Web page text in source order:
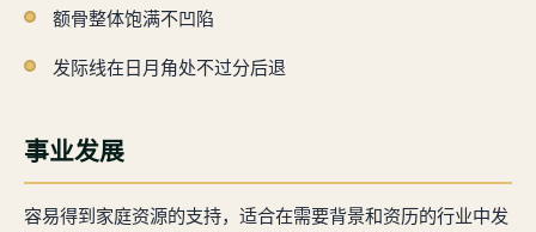
额骨整体饱满不凹陷
发际线在日月角处不过分后退
事业发展
容易得到家庭资源的支持，适合在需要背景和资历的行业中发